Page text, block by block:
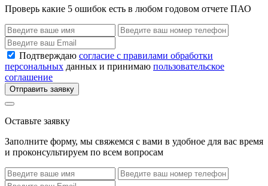
Проверь какие 5 ошибок есть в любом годовом отчете ПАО
Подтверждаю согласие с правилами обработки
персональных данных и принимаю пользовательское
соглашение
Отправить заявку
Оставьте заявку
Заполните форму, мы свяжемся с вами в удобное для вас время
и проконсультируем по всем вопросам